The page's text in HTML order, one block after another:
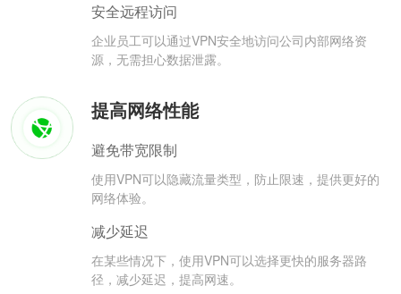
安全远程访问
企业员工可以通过VPN安全地访问公司内部网络资
源，无需担心数据泄露。
提高网络性能
避免带宽限制
使用VPN可以隐藏流量类型，防止限速，提供更好的
网络体验。
减少延迟
在某些情况下，使用VPN可以选择更快的服务器路
径，减少延迟，提高网速。